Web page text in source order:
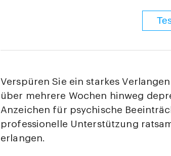
Verspüren Sie ein starkes
über mehrere Wochen hinweg
Anzeichen für psychische
professionelle Unterstützung
erlangen.